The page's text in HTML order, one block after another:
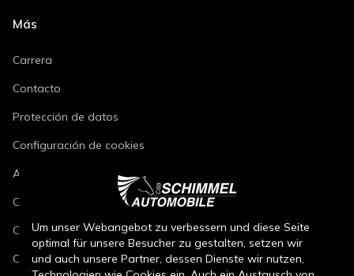
Más
Carrera
Contacto
Protección de datos
Configuración de cookies
Aviso legal
Condiciones de reparación de vehículos
Condiciones de venta de vehículos nuevos
Condiciones de venta de vehículos usados
Um unser Webangebot zu verbessern und diese Seite
optimal für unsere Besucher zu gestalten, setzen wir
und auch unsere Partner, dessen Dienste wir nutzen,